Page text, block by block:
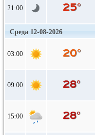
21:00
Среда 12-08-2026
03:00
09:00
15:00